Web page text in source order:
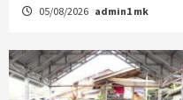
05/08/2026 admin1 mk